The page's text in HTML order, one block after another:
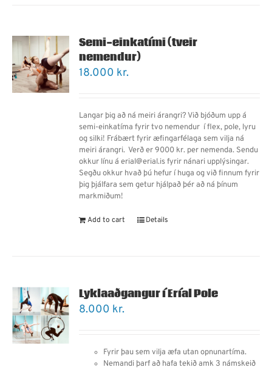
Semi-einkatími (tveir
nemendur)
18.000 kr.
Langar þig að ná meiri árangri? Við bjóðum upp á
semi-einkatíma fyrir tvo nemendur í flex, pole, lyru
og silki! Frábært fyrir æfingarfélaga sem vilja ná
meiri árangri. Verð er 9000 kr. per nemenda. Sendu
okkur línu á erial@erial.is fyrir nánari upplýsingar.
Segðu okkur hvað þú hefur í huga og við finnum fyrir
þig þjálfara sem getur hjálpað þér að ná þínum
markmiðum!
Add to cart Details
Lyklaaðgangur í Eríal Pole
8.000 kr.
Fyrir þau sem vilja æfa utan opnunartíma.
Nemandi þarfað hafa tekið amk 3 námskeið